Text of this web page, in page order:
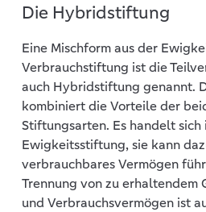
Die Hybridstiftung
Eine Mischform aus der
Verbrauchstiftung ist die
auch Hybridstiftung genannt.
kombiniert die Vorteile der
Stiftungsarten. Es handelt sich
Ewigkeitsstiftung, sie kann
verbrauchbares Vermögen
Trennung von zu erhaltendem
und Verbrauchsvermögen ist